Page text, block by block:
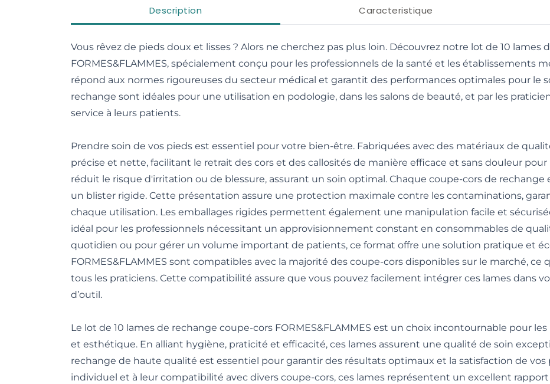
Description Caracteristique
Vous rêvez de pieds doux et lisses ? Alors ne cherchez pas plus loin. Découvrez notre lot de 10 lames
FORMES&FLAMMES, spécialement conçu pour les professionnels de la santé et les établissements
répond aux normes rigoureuses du secteur médical et garantit des performances optimales pour le
rechange sont idéales pour une utilisation en podologie, dans les salons de beauté, et par les
service à leurs patients.
Prendre soin de vos pieds est essentiel pour votre bien-être. Fabriquées avec des matériaux de
précise et nette, facilitant le retrait des cors et des callosités de manière efficace et sans douleur
réduit le risque d'irritation ou de blessure, assurant un soin optimal. Chaque coupe-cors de
un blister rigide. Cette présentation assure une protection maximale contre les contaminations,
chaque utilisation. Les emballages rigides permettent également une manipulation facile et
idéal pour les professionnels nécessitant un approvisionnement constant en consommables de
quotidien ou pour gérer un volume important de patients, ce format offre une solution pratique et
FORMES&FLAMMES sont compatibles avec la majorité des coupe-cors disponibles sur le marché,
tous les praticiens. Cette compatibilité assure que vous pouvez facilement intégrer ces lames dans
d’outil.
Le lot de 10 lames de rechange coupe-cors FORMES&FLAMMES est un choix incontournable pour
et esthétique. En alliant hygiène, praticité et efficacité, ces lames assurent une qualité de soin
rechange de haute qualité est essentiel pour garantir des résultats optimaux et la satisfaction de vos
individuel et à leur compatibilité avec divers coupe-cors, ces lames représentent un excellent